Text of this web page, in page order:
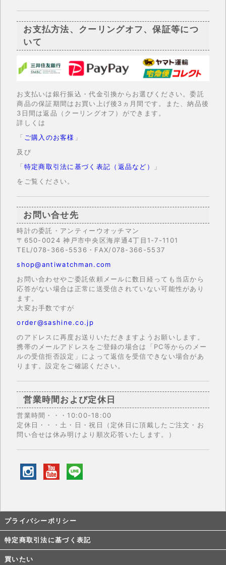
お支払方法、クーリングオフ、保証等につ
いて
お支払いは銀行振込・代金引換からお選びください。委託
商品の保証期間はお買い上げ後3ヵ月間です。また、納品後
3日間は返品（クーリングオフ）ができます。
詳しくは
「 ご購入のお客様 」
及び
「特定商取引法に基づく表記（返品など）
」
をご覧ください。
お問い合せ先
時計の委託・アンティーウオッチマン
〒650-0024 神戸市中央区海岸通4丁目1-7-1101
TEL/078-366-5536・FAX/078-366-5537
shop@antiwatchman.com
お問い合わせやご委託依頼メールに数日経っても当店から
応答がない場合は正常に送受信されていない可能性があり
ます。
大変お手数ですが
order@sashine.co.jp
のアドレスに再度お送りいただきますようお願いします。
携帯のメールアドレスをご登録の場合は「PC等からのメー
ルの受信拒否設定」によって返信を受信できない場合があ
ります。設定をご確認ください。
営業時間および定休日
営業時間・・・10:00-18:00
定休日・・・土・日・祝日（定休日に頂戴したご注文・お
問い合せは休み明けより順次応答いたします。）
プライバシーポリシー
特定商取引法に基づく表記
買いたい